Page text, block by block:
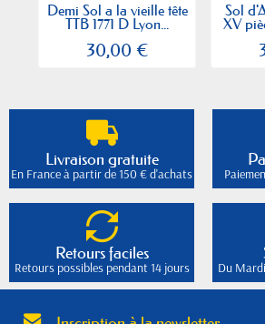
Demi Sol a la vieille tête
TTB 1771 D Lyon...
30,00 €
Sol
XV
Livraison gratuite
En France à partir de 150 € d'achats
Retours faciles
Retours possibles pendant 14 jours Du